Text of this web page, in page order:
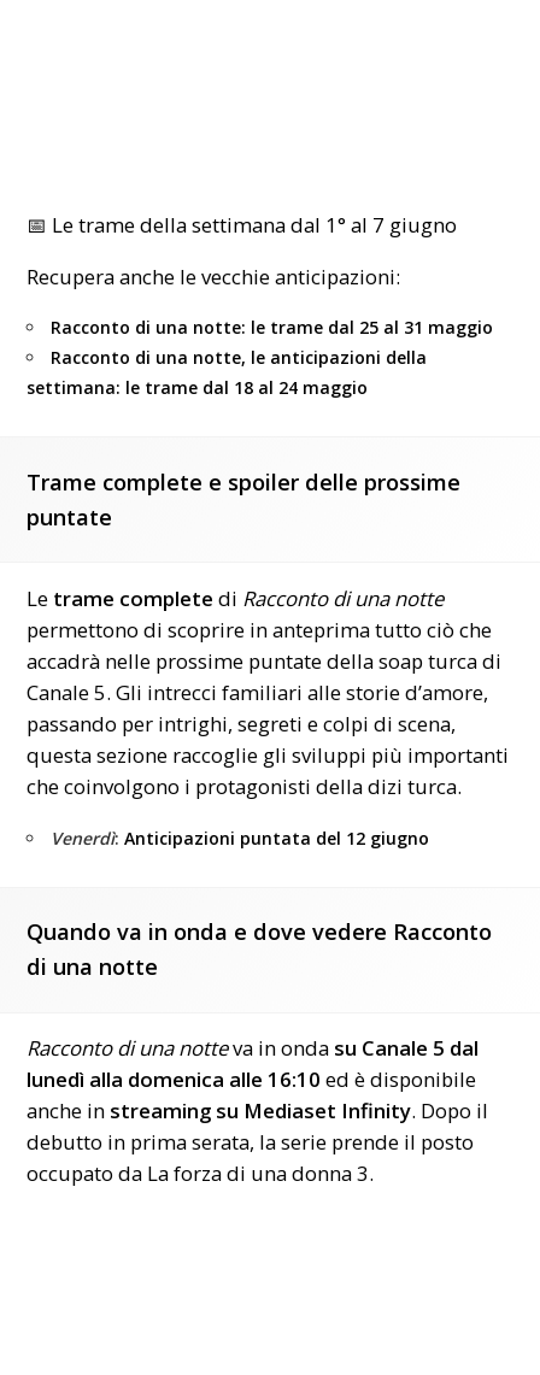
📅 Le trame della settimana dal 1° al 7 giugno
Recupera anche le vecchie anticipazioni:
Racconto di una notte: le trame dal 25 al 31 maggio
Racconto di una notte, le anticipazioni della
settimana: le trame dal 18 al 24 maggio
Trame complete e spoiler delle prossime
puntate
Le trame complete di Racconto di una notte
permettono di scoprire in anteprima tutto ciò che
accadrà nelle prossime puntate della soap turca di
Canale 5. Gli intrecci familiari alle storie d’amore,
passando per intrighi, segreti e colpi di scena,
questa sezione raccoglie gli sviluppi più importanti
che coinvolgono i protagonisti della dizi turca.
Venerdì:Anticipazioni puntata del 12 giugno
Quando va in onda e dove vedere Racconto
di una notte
Racconto di una notteva in onda su Canale 5 dal
lunedì alla domenica alle 16:10 ed è disponibile
anche in streaming su Mediaset Infinity. Dopo il
debutto in prima serata, la serie prende il posto
occupato da La forza di una donna 3.